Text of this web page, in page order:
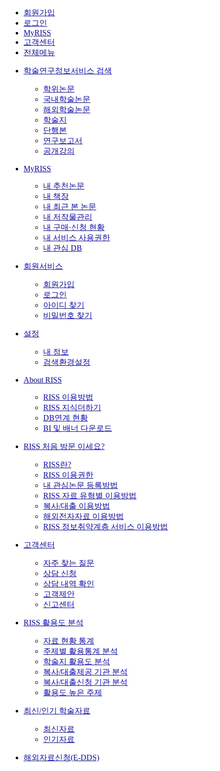
회원가입
로그인
MyRISS
고객센터
전체메뉴
학술연구정보서비스 검색
학위논문
국내학술논문
해외학술논문
학술지
단행본
연구보고서
공개강의
MyRISS
내 추천논문
내 책장
내 최근 본 논문
내 저작물관리
내 구매·신청 현황
내 서비스 사용권한
내 관심 DB
회원서비스
회원가입
로그인
아이디 찾기
비밀번호 찾기
설정
내 정보
검색환경설정
About RISS
RISS 이용방법
RISS 지식더하기
DB연계 현황
BI 및 배너 다운로드
RISS 처음 방문 이세요?
RISS란?
RISS 이용권한
내 관심논문 등록방법
RISS 자료 유형별 이용방법
복사/대출 이용방법
해외전자자료 이용방법
RISS 정보취약계층 서비스 이용방법
고객센터
자주 찾는 질문
상담 신청
상담 내역 확인
고객제안
신고센터
RISS 활용도 분석
자료 현황 통계
주제별 활용통계 분석
학술지 활용도 분석
복사/대출제공 기관 분석
복사/대출신청 기관 분석
활용도 높은 주제
최신/인기 학술자료
최신자료
인기자료
해외자료신청(E-DDS)